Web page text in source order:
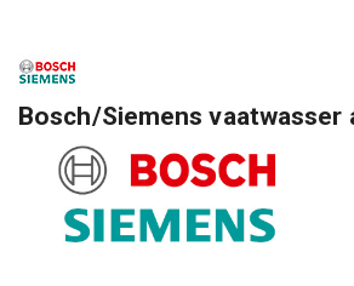
Bosch/Siemens vaatwasser